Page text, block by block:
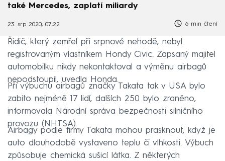
také Mercedes, zaplatí miliardy
23. srp 2020, 07:22 6 min čtení
Řidič, který zemřel při srpnové nehodě, nebyl
registrovaným vlastníkem Hondy Civic. Zapsaný majitel
automobilku nikdy nekontaktoval a výměnu airbagů
nepodstoupil, uvedla Honda.
Při výbuchu airbagů značky Takata tak v USA bylo
zabito nejméně 17 lidí, dalších 250 bylo zraněno,
informovala Národní správa bezpečnosti silničního
provozu (NHTSA).
Airbagy podle firmy Takata mohou prasknout, když je
auto dlouhodobě vystaveno teplu či vlhkosti. Výbuch
způsobuje chemická sušicí látka. Z některých